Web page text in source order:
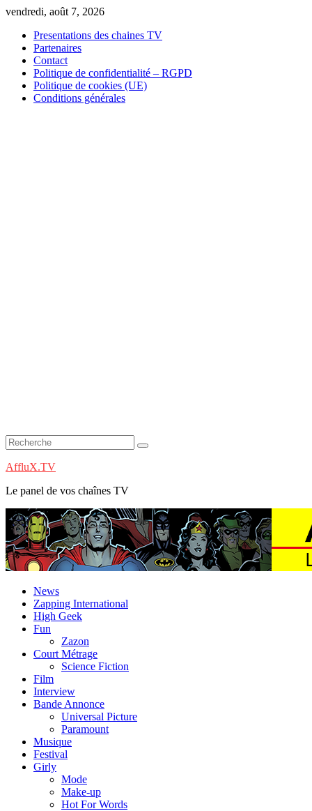
Skip
content
vendredi, août 7, 2026
Presentations des chaines TV
Partenaires
Contact
Politique de confidentialité – RGPD
Politique de cookies (UE)
Conditions générales
AffluX.TV
Le panel de vos chaînes TV
News
Zapping International
High Geek
Fun
Zazon
Court Métrage
Science Fiction
Film
Interview
Bande Annonce
Universal Picture
Paramount
Musique
Festival
Girly
Mode
Make-up
Hot For Words